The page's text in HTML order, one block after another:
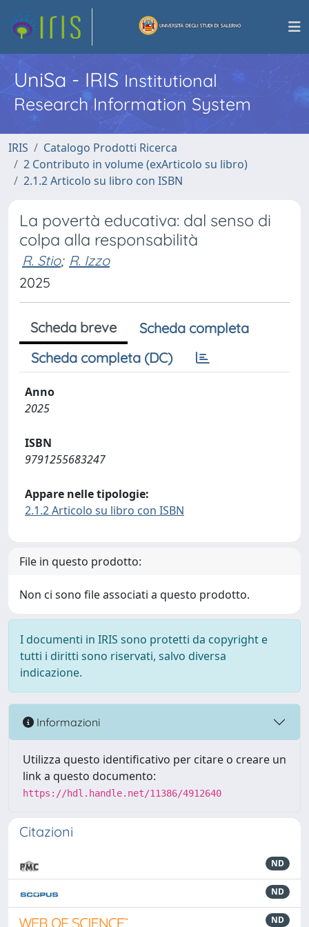
UniSa - IRISInstitutional
Research Information System
IRIS
Catalogo Prodotti Ricerca
2 Contributo in volume (exArticolo su libro)
2.1.2 Articolo su libro con ISBN
La povertà educativa: dal senso di
colpa alla responsabilità
R. Stio; R. Izzo
2025
Scheda breve
Scheda completa
Scheda completa (DC)
Anno
2025
ISBN
9791255683247
Appare nelle tipologie:
2.1.2 Articolo su libro con ISBN
File in questo prodotto:
Non ci sono file associati a questo prodotto.
I documenti in IRIS sono protetti da copyright e
tutti i diritti sono riservati, salvo diversa
indicazione.
Informazioni
Utilizza questo identificativo per citare o creare un
link a questo documento:
https://hdl.handle.net/11386/4912640
Citazioni
ND
ND
ND